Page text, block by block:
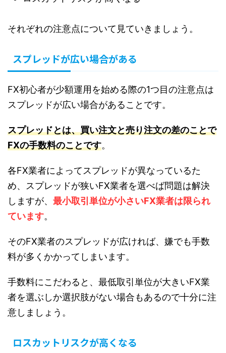
それぞれの注意点について見ていきましょう。
スプレッドが広い場合がある
FX初心者が少額運用を始める際の1つ目の注意点は
スプレッドが広い場合があることです。
スプレッドとは、買い注文と売り注文の差のことで
FXの手数料のことです。
各FX業者によってスプレッドが異なっているた
め、スプレッドが狭いFX業者を選べば問題は解決
しますが、 最小取引単位が小さいFX業者は限られ
ています。
そのFX業者のスプレッドが広ければ、嫌でも手数
料が多くかかってしまいます。
手数料にこだわると、最低取引単位が大きいFX業
者を選ぶしか選択肢がない場合もあるので十分に注
意しましょう。
ロスカットリスクが高くなる